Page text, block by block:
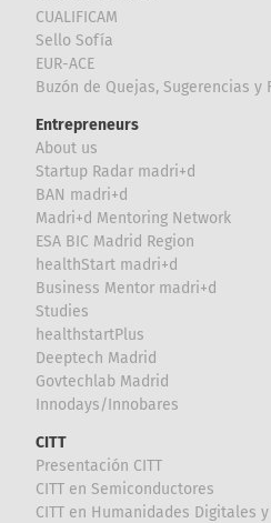
CUALIFICAM
Sello Sofía
EUR-ACE
Buzón de Quejas, Sugerencias y
Entrepreneurs
About us
Startup Radar madri+d
BAN madri+d
Madri+d Mentoring Network
ESA BIC Madrid Region
healthStart madri+d
Business Mentor madri+d
Studies
healthstartPlus
Deeptech Madrid
Govtechlab Madrid
Innodays/Innobares
CITT
Presentación CITT
CITT en Semiconductores
CITT en Humanidades Digitales